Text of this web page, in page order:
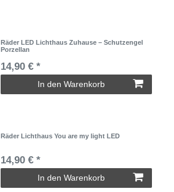
Räder LED Lichthaus Zuhause – Schutzengel
Porzellan
14,90 € *
In den Warenkorb
Räder Lichthaus You are my light LED
14,90 € *
In den Warenkorb